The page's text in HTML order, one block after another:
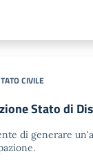
CIVILE
Stato di
di generare